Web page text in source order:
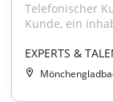
Telefonischer
Kunde, ein
EXPERTS &